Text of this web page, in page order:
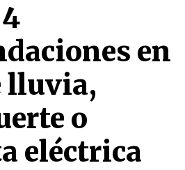
en
lluvia,
o
eléctrica